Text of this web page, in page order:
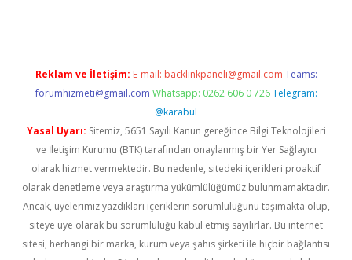
Reklam ve İletişim: E-mail: backlinkpaneli@gmail.com Teams:
forumhizmeti@gmail.com Whatsapp: 0262 606 0 726 Telegram:
@karabul
Yasal Uyarı: Sitemiz, 5651 Sayılı Kanun gereğince Bilgi Teknolojileri
ve İletişim Kurumu (BTK) tarafından onaylanmış bir Yer Sağlayıcı
olarak hizmet vermektedir. Bu nedenle, sitedeki içerikleri proaktif
olarak denetleme veya araştırma yükümlülüğümüz bulunmamaktadır.
Ancak, üyelerimiz yazdıkları içeriklerin sorumluluğunu taşımakta olup,
siteye üye olarak bu sorumluluğu kabul etmiş sayılırlar. Bu internet
sitesi, herhangi bir marka, kurum veya şahıs şirketi ile hiçbir bağlantısı